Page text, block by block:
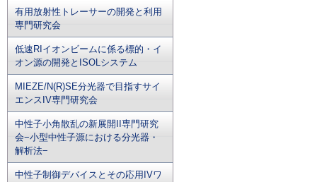
有用放射性トレーサーの開発と利用
専門研究会
低速RIイオンビームに係る標的・イ
オン源の開発とISOLシステム
MIEZE/N(R)SE分光器で目指すサイ
エンスIV専門研究会
中性子小角散乱の新展開II専門研究
会−小型中性子源における分光器・
解析法−
中性子制御デバイスとその応用IVワ